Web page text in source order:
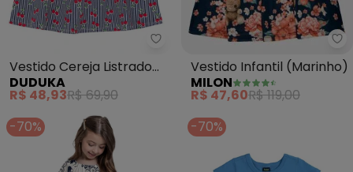
Duduka - Vestido Cereja
Vestido Cereja Listrado
com Manga Copinho
(Azul )
DUDUKA
R$ 48,93R$ 69,90
Vestido Infantil (Marinho)
MILON
R$ 47,60R$ 119,00
-70%
-70%